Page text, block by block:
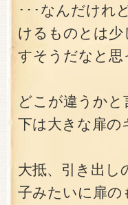
･･･なんだけれ
けるものとは少
すそうだなと思
どこが違うかと
下は大きな扉の
大抵、引き出し
子みたいに扉の